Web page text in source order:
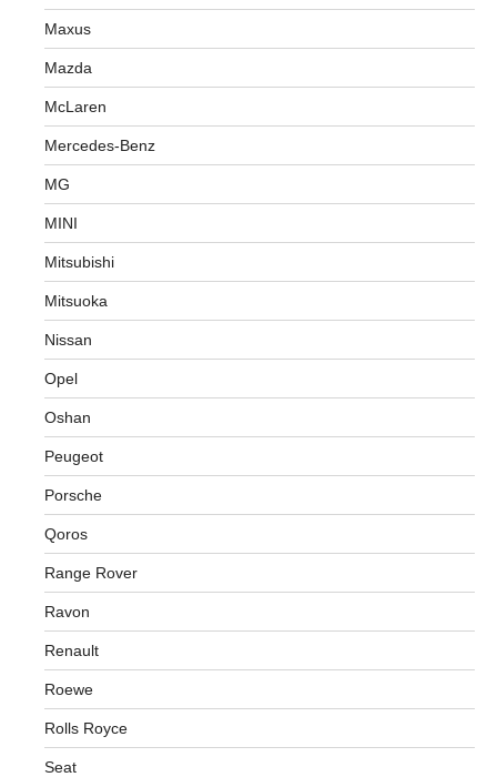
Maxus
Mazda
McLaren
Mercedes-Benz
MG
MINI
Mitsubishi
Mitsuoka
Nissan
Opel
Oshan
Peugeot
Porsche
Qoros
Range Rover
Ravon
Renault
Roewe
Rolls Royce
Seat